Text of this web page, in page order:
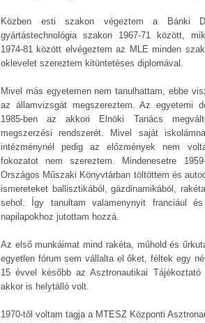
Közben esti szakon végeztem a Bánki
gyártástechnológia szakon 1967-71 között,
1974-81 között elvégeztem az MLE minden
oklevelet szereztem kitüntetéses diplomával.
Mivel más egyetemen nem tanulhattam, ebbe
az államvizsgát megszereztem. Az egyetemi
1985-ben az akkori Elnöki Tanács
megszerzési rendszerét. Mivel saját
intézménynél pedig az előzmények nem
fokozatot nem szereztem. Mindenesetre
Országos Műszaki Könyvtárban töltöttem és
ismereteket ballisztikából, gázdinamikából,
sehol. Így tanultam valamenynyit franciául
napilapokhoz jutottam hozzá.
Az első munkáimat mind rakéta, műhold és
egyetlen fórum sem vállalta el őket, féltek egy
15 évvel később az Asztronautikai
akkor is helytálló volt.
1970-től voltam tagja a MTESZ Központi